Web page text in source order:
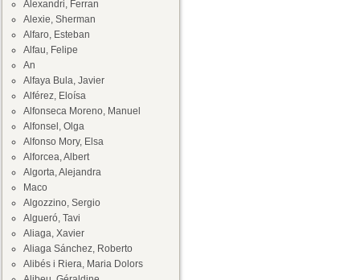
Alexandri, Ferran
Alexie, Sherman
Alfaro, Esteban
Alfau, Felipe
An
Alfaya Bula, Javier
Alférez, Eloísa
Alfonseca Moreno, Manuel
Alfonsel, Olga
Alfonso Mory, Elsa
Alforcea, Albert
Algorta, Alejandra
Maco
Algozzino, Sergio
Algueró, Tavi
Aliaga, Xavier
Aliaga Sánchez, Roberto
Alibés i Riera, Maria Dolors